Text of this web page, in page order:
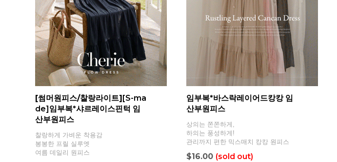
[썸머원피스/찰랑라이트][S-ma
de]임부복*샤르레이스핀턱 임
산부원피스
찰랑하게 가벼운 착용감
봉봉한 프릴 실루엣
여름 데일리 원피스
임부복*바스락레이어드캉캉 임
산부원피스
상의는 쫀쫀하게,
하의는 풍성하게!
관리까지 편한 믹스매치 캉캉 원피스
$16.00 (sold out)